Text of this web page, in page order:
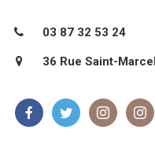
03 87 32 53 24
36 Rue Saint-